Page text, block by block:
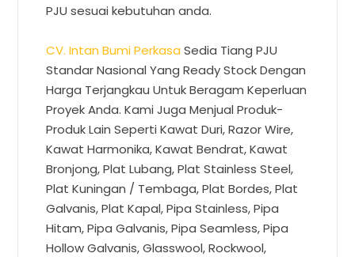
PJU sesuai kebutuhan anda.
CV. Intan Bumi Perkasa Sedia Tiang PJU
Standar Nasional Yang Ready Stock Dengan
Harga Terjangkau Untuk Beragam Keperluan
Proyek Anda. Kami Juga Menjual Produk-
Produk Lain Seperti Kawat Duri, Razor Wire,
Kawat Harmonika, Kawat Bendrat, Kawat
Bronjong, Plat Lubang, Plat Stainless Steel,
Plat Kuningan / Tembaga, Plat Bordes, Plat
Galvanis, Plat Kapal, Pipa Stainless, Pipa
Hitam, Pipa Galvanis, Pipa Seamless, Pipa
Hollow Galvanis, Glasswool, Rockwool,